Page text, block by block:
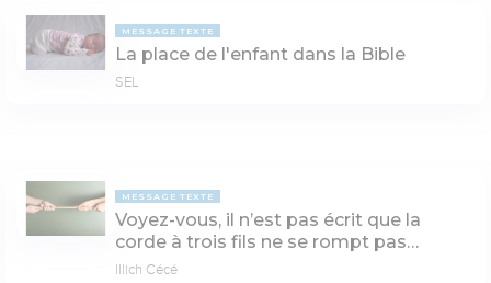
MESSAGE TEXTE
La place de l'enfant dans la Bible
SEL
MESSAGE TEXTE
Voyez-vous, il n’est pas écrit que la
corde à trois fils ne se rompt pas…
Illich Cécé